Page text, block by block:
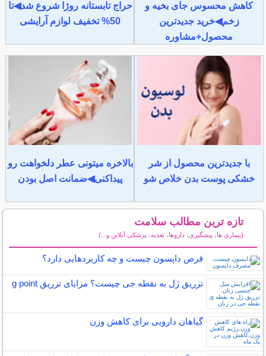
کاهش محسوس جای بخیه و
زخم◀خرید جدیدترین
محصول+مشاوره
حراج تابستانه روژا شروع شد◀تا
50% تخفیف لوازم آرایشی
با جدیدترین محصول از شر
خشکی پوست بدن خلاص شو
بالاخره میتونی عطر دلخواهت رو
پیداکنی◀ضمانت اصل بودن
تازه ترین مطالب سلامت
(بیماری ها، پیشگیری، داروها، تغذیه، پزشکی آنلاین و...)
قرص داپسون چیست و چه کاربردهایی دارد؟
تزریق ژل به نقطه جی چیست؟ مزایای تزریق g point
گیاهان دارویی برای کاهش وزن